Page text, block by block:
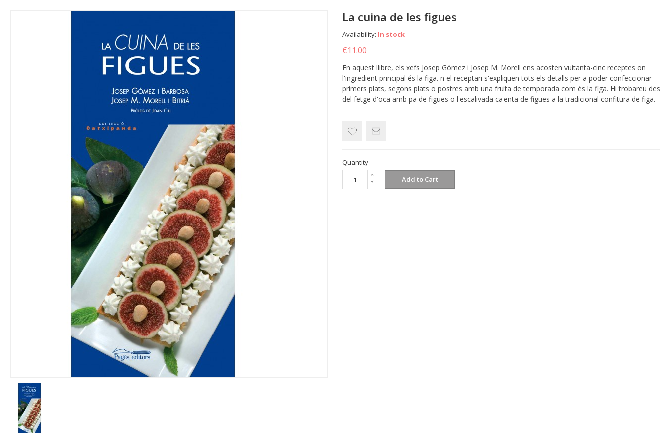
La cuina de les figues
Availability: In stock
€11.00
En aquest llibre, els xefs Josep Gómez i Josep M. Morell ens acosten vuitanta-cinc receptes on
l'ingredient principal és la figa. n el receptari s'expliquen tots els detalls per a poder confeccionar
primers plats, segons plats o postres amb una fruita de temporada com és la figa. Hi trobareu des
del fetge d'oca amb pa de figues o l'escalivada calenta de figues a la tradicional confitura de figa.
Quantity
Add to Cart